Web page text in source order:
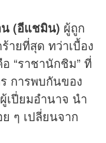
(อีแชมิน) ผู้ถูก
ายที่สุด ทว่าเบื้อง
“ราชานักชิม” ที่
การพบกันของ
เปี่ยมอำนาจ นำ
ๆ เปลี่ยนจาก